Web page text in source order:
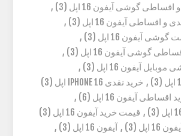
گوشی آیفون 16 اپل
(3)
,
و اقساطی آیفون 16 اپل
(3)
,
گوشی آیفون 16 اپل
(3)
,
گوشی آیفون 16 اپل
(3)
,
موبایل آیفون 16 اپل
(3)
,
(3)
, خرید نقدی IPHONE 16 اپل
(3)
اقساطی آیفون 16 اپل (6)
,
(3)
, قیمت خرید آیفون 16 اپل
(3)
اپل (3)
, آیفون 16 اپل (3)
,